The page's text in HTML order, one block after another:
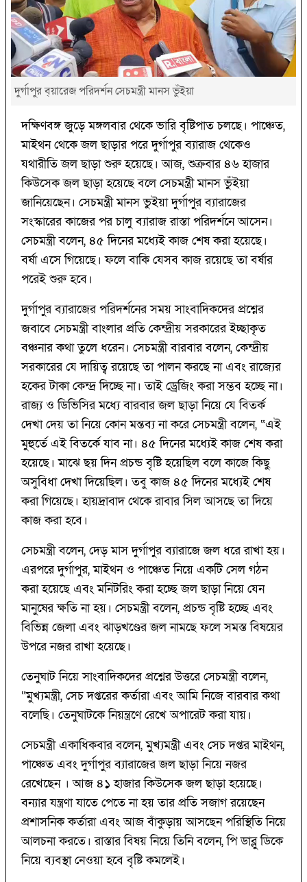
দুর্গাপুর ব্য়ারেজ পরিদর্শন সেচমন্ত্রী মানস ভুঁইয়া
দক্ষিণবঙ্গ জুড়ে মঙ্গলবার থেকে ভারি বৃষ্টিপাত চলছে। পাঞ্চেত,
মাইথন থেকে জল ছাড়ার পরে দুর্গাপুর ব্যারাজ থেকেও
যথারীতি জল ছাড়া শুরু হয়েছে। আজ, শুক্রবার ৪৬ হাজার
কিউসেক জল ছাড়া হয়েছে বলে সেচমন্ত্রী মানস ভুঁইয়া
জানিয়েছেন। সেচমন্ত্রী মানস ভুইয়া দুর্গাপুর ব্যারাজের
সংস্কারের কাজের পর চালু ব্যারাজ রাস্তা পরিদর্শনে আসেন।
সেচমন্ত্রী বলেন, ৪৫ দিনের মধ্যেই কাজ শেষ করা হয়েছে।
বর্ষা এসে গিয়েছে। ফলে বাকি যেসব কাজ রয়েছে তা বর্ষার
পরেই শুরু হবে।
দুর্গাপুর ব্যারাজের পরিদর্শনের সময় সাংবাদিকদের প্রশ্নের
জবাবে সেচমন্ত্রী বাংলার প্রতি কেন্দ্রীয় সরকারের ইচ্ছাকৃত
বঞ্চনার কথা তুলে ধরেন। সেচমন্ত্রী বারবার বলেন, কেন্দ্রীয়
সরকারের যে দায়িত্ব রয়েছে তা পালন করছে না এবং রাজ্যের
হকের টাকা কেন্দ্র দিচ্ছে না। তাই ড্রেজিং করা সম্ভব হচ্ছে না।
রাজ্য ও ডিভিসির মধ্যে বারবার জল ছাড়া নিয়ে যে বিতর্ক
দেখা দেয় তা নিয়ে কোন মন্তব্য না করে সেচমন্ত্রী বলেন, “এই
মুহুর্তে এই বিতর্কে যাব না। ৪৫ দিনের মধ্যেই কাজ শেষ করা
হয়েছে। মাঝে ছয় দিন প্রচন্ড বৃষ্টি হয়েছিল বলে কাজে কিছু
অসুবিধা দেখা দিয়েছিল। তবু কাজ ৪৫ দিনের মধ্যেই শেষ
করা গিয়েছে। হায়দ্রাবাদ থেকে রাবার সিল আসছে তা দিয়ে
কাজ করা হবে।
সেচমন্ত্রী বলেন, দেড় মাস দুর্গাপুর ব্যারাজে জল ধরে রাখা হয়।
এরপরে দুর্গাপুর, মাইথন ও পাঞ্চেত নিয়ে একটি সেল গঠন
করা হয়েছে এবং মনিটরিং করা হচ্ছে জল ছাড়া নিয়ে যেন
মানুষের ক্ষতি না হয়। সেচমন্ত্রী বলেন, প্রচন্ড বৃষ্টি হচ্ছে এবং
বিভিন্ন জেলা এবং ঝাড়খণ্ডের জল নামছে ফলে সমস্ত বিষয়ের
উপরে নজর রাখা হয়েছে।
তেনুঘাট নিয়ে সাংবাদিকদের প্রশ্নের উত্তরে সেচমন্ত্রী বলেন,
“মুখ্যমন্ত্রী, সেচ দপ্তরের কর্তারা এবং আমি নিজে বারবার কথা
বলেছি। তেনুঘাটকে নিয়ন্ত্রণে রেখে অপারেট করা যায়।
সেচমন্ত্রী একাধিকবার বলেন, মুখ্যমন্ত্রী এবং সেচ দপ্তর মাইথন,
পাঞ্চেত এবং দুর্গাপুর ব্যারাজের জল ছাড়া নিয়ে নজর
রেখেছেন । আজ ৪১ হাজার কিউসেক জল ছাড়া হয়েছে।
বন্যার যন্ত্রণা যাতে পেতে না হয় তার প্রতি সজাগ রয়েছেন
প্রশাসনিক কর্তারা এবং আজ বাঁকুড়ায় আসছেন পরিস্থিতি নিয়ে
আলচনা করতে। রাস্তার বিষয় নিয়ে তিনি বলেন, পি ডাব্লু ডিকে
নিয়ে ব্যবস্থা নেওয়া হবে বৃষ্টি কমলেই।